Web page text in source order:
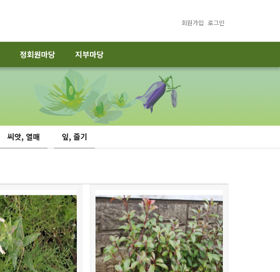
회원가입 로그인
정회원마당 지부마당
씨앗, 열매 잎, 줄기